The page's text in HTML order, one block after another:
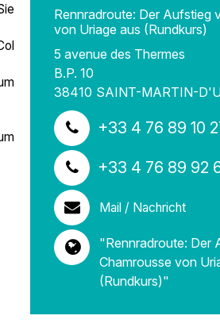
Rennradroute: Der Aufstieg
von Uriage aus (Rundkurs)
5 avenue des Thermes
B.P. 10
38410 SAINT-MARTIN-
+33 4 76 89 10
+33 4 76 89 92
Mail / Nachricht
"Rennradroute: Der
Chamrousse von
(Rundkurs)"